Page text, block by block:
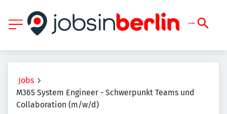
Jobs
M365 System Engineer - Schwerpunkt Teams und
Collaboration (m/w/d)